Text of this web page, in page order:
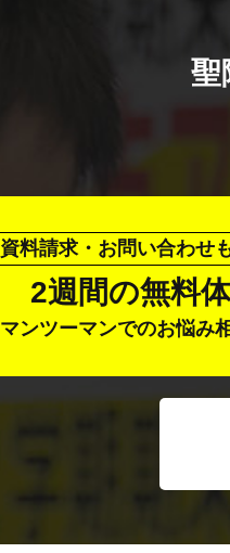
聖
資料請求・お問い合わせ
2週間の無料
マンツーマンでのお悩み